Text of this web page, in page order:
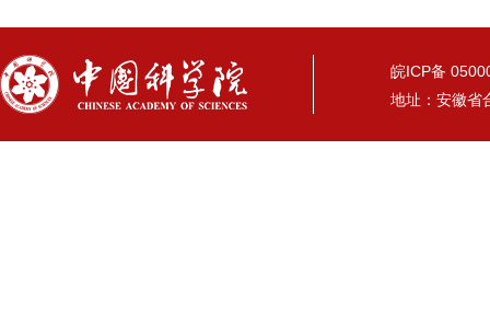
皖ICP备
地址：安徽省